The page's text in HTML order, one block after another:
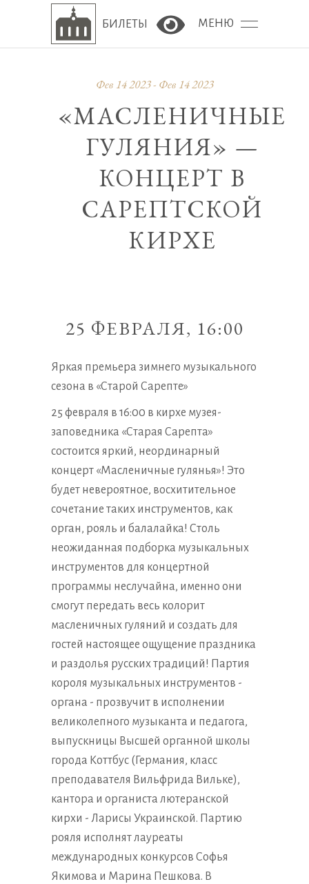
БИЛЕТЫ Версия сайта для
МЕНЮ
Фев 14 2023 - Фев 14 2023
«МАСЛЕНИЧНЫЕ
ГУЛЯНИЯ» —
КОНЦЕРТ В
САРЕПТСКОЙ
КИРХЕ
25 ФЕВРАЛЯ, 16:00
Яркая премьера зимнего музыкального
сезона в «Старой Сарепте»
25 февраля в 16:00 в кирхе музея-
заповедника «Старая Сарепта»
состоится яркий, неординарный
концерт «Масленичные гулянья»! Это
будет невероятное, восхитительное
сочетание таких инструментов, как
орган, рояль и балалайка! Столь
неожиданная подборка музыкальных
инструментов для концертной
программы неслучайна, именно они
смогут передать весь колорит
масленичных гуляний и создать для
гостей настоящее ощущение праздника
и раздолья русских традиций! Партия
короля музыкальных инструментов -
органа - прозвучит в исполнении
великолепного музыканта и педагога,
выпускницы Высшей органной школы
города Коттбус (Германия, класс
преподавателя Вильфрида Вильке),
кантора и органиста лютеранской
кирхи - Ларисы Украинской. Партию
рояля исполнят лауреаты
международных конкурсов Софья
Якимова и Марина Пешкова. В